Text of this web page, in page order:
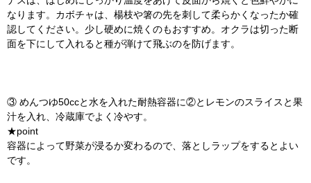
なります。カボチャは、楊枝や箸の先を刺して柔らかくなったか確
認してください。少し硬めに焼くのもおすすめ。オクラは切った断
面を下にして入れると種が弾けて飛ぶのを防げます。
③ めんつゆ50ccと水を入れた耐熱容器に②とレモンのスライスと果
汁を入れ、冷蔵庫でよく冷やす。
★point
容器によって野菜が浸るか変わるので、落としラップをするとよい
です。